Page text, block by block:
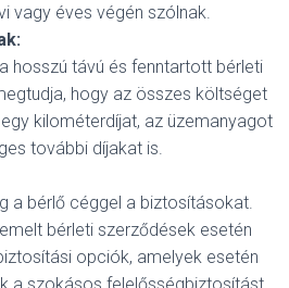
vagy éves végén szólnak.
hosszú távú és fenntartott bérleti
hogy az összes költséget
kilométerdíjat, az üzemanyagot
további díjakat is.
a bérlő céggel a biztosításokat.
bérleti szerződések esetén
opciók, amelyek esetén
a szokásos felelősségbiztosítást.